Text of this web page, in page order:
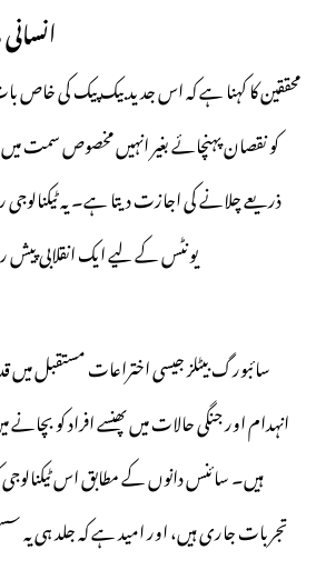
محققین کا کہنا ہے کہ اس جدید بیک پیک کی خاص بات
کو نقصان پہنچائے بغیر انہیں مخصوص سمت
ذریعے چلانے کی اجازت دیتا ہے۔ یہ ٹیکنالوجی
یونٹس کے لیے ایک انقلابی
سائبورگ بیٹلز جیسی اختراعات مستقبل
انہدام اور جنگی حالات میں پھنسے افراد کو بچانے
ہیں۔ سائنس دانوں کے مطابق اس ٹیکنالوجی
تجربات جاری ہیں، اور امید ہے کہ جلد ہی یہ